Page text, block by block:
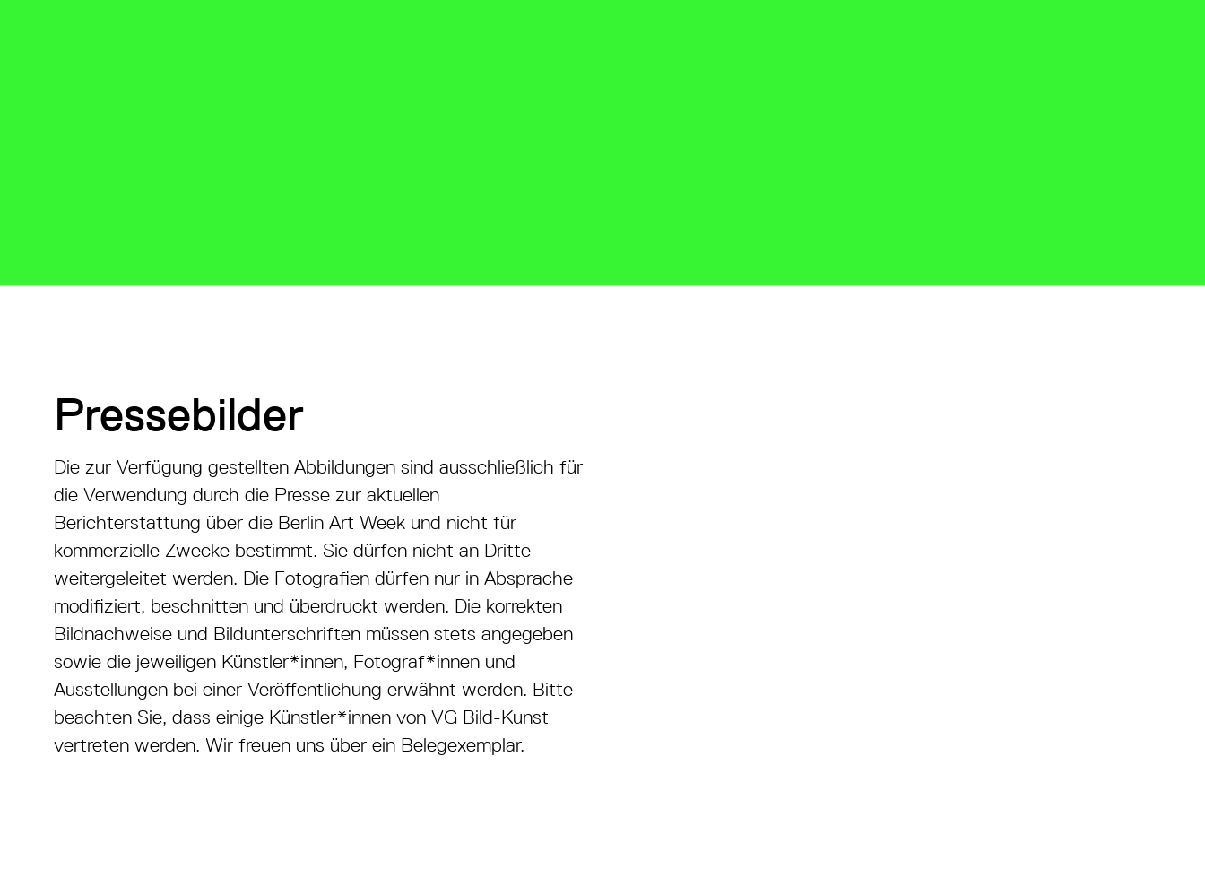
Pressebilder
Die zur Verfügung gestellten Abbildungen sind ausschließlich für
die Verwendung durch die Presse zur aktuellen
Berichterstattung über die Berlin Art Week und nicht für
kommerzielle Zwecke bestimmt. Sie dürfen nicht an Dritte
weitergeleitet werden. Die Fotografien dürfen nur in Absprache
modifiziert, beschnitten und überdruckt werden. Die korrekten
Bildnachweise und Bildunterschriften müssen stets angegeben
sowie die jeweiligen Künstler*innen, Fotograf*innen und
Ausstellungen bei einer Veröffentlichung erwähnt werden. Bitte
beachten Sie, dass einige Künstler*innen von VG Bild-Kunst
vertreten werden. Wir freuen uns über ein Belegexemplar.